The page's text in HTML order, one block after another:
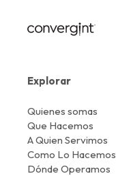
Explorar
Quienes somas
Que Hacemos
A Quien Servimos
Como Lo Hacemos
Dónde Operamos